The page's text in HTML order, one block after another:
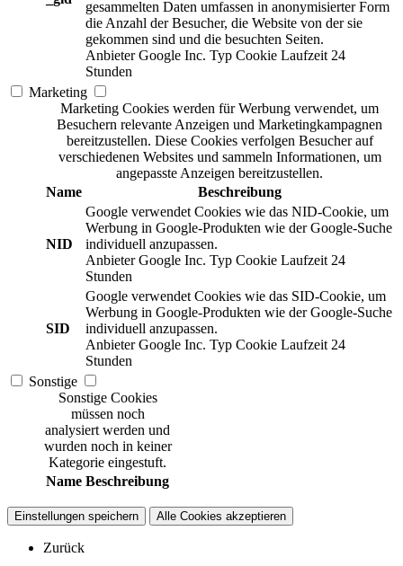
gesammelten Daten umfassen in anonymisierter Form
die Anzahl der Besucher, die Website von der sie
gekommen sind und die besuchten Seiten.
Anbieter Google Inc. Typ Cookie Laufzeit 24
Stunden
Marketing
Marketing Cookies werden für Werbung verwendet, um
Besuchern relevante Anzeigen und Marketingkampagnen
bereitzustellen. Diese Cookies verfolgen Besucher auf
verschiedenen Websites und sammeln Informationen, um
angepasste Anzeigen bereitzustellen.
Name
Beschreibung
NID
Google verwendet Cookies wie das NID-Cookie, um
Werbung in Google-Produkten wie der Google-Suche
individuell anzupassen.
Anbieter Google Inc. Typ Cookie Laufzeit 24
Stunden
SID
Google verwendet Cookies wie das SID-Cookie, um
Werbung in Google-Produkten wie der Google-Suche
individuell anzupassen.
Anbieter Google Inc. Typ Cookie Laufzeit 24
Stunden
Sonstige
Sonstige Cookies
müssen noch
analysiert werden und
wurden noch in keiner
Kategorie eingestuft.
Name Beschreibung
Einstellungen speichern Alle Cookies akzeptieren
Zurück